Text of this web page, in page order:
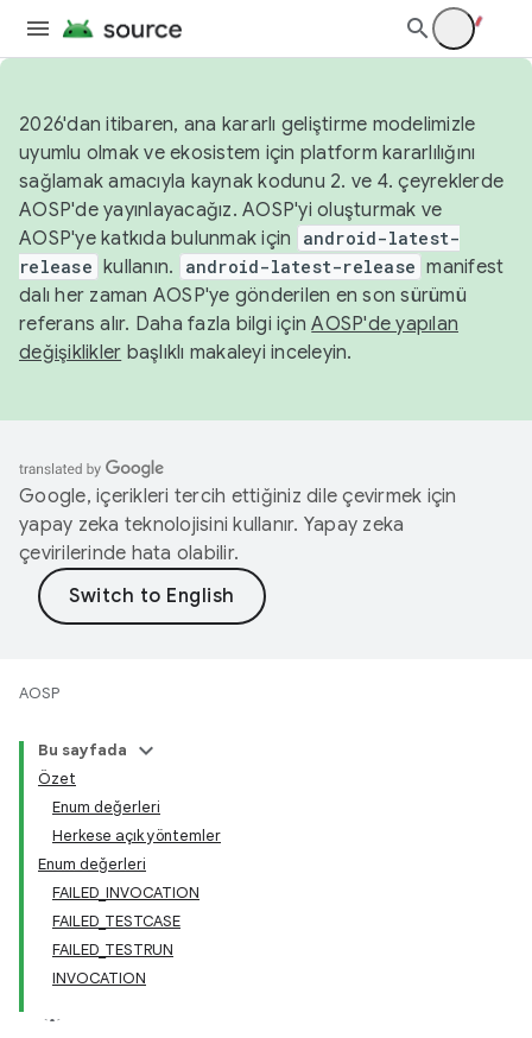
2026'dan itibaren, ana kararlı geliştirme modelimizle
uyumlu olmak ve ekosistem için platform kararlılığını
sağlamak amacıyla kaynak kodunu 2. ve 4. çeyreklerde
AOSP'de yayınlayacağız. AOSP'yi oluşturmak ve
AOSP'ye katkıda bulunmak için
android-latest-
release kullanın. android-latest-release manifest
dalı her zaman AOSP'ye gönderilen en son sürümü
referans alır. Daha fazla bilgi içinAOSP'de yapılan
değişiklikler başlıklı makaleyi inceleyin.
Google, içerikleri tercih ettiğiniz dile çevirmek için
yapay zeka teknolojisini kullanır. Yapay zeka
çevirilerinde hata olabilir.
AOSP
Bu sayfada
Özet
Enum değerleri
Herkese açık yöntemler
Enum değerleri
FAILED_INVOCATION
FAILED_TESTCASE
FAILED_TESTRUN
INVOCATION